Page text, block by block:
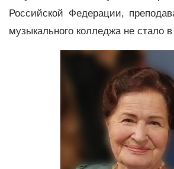
Российской Федерации,
музыкального колледжа не стало в